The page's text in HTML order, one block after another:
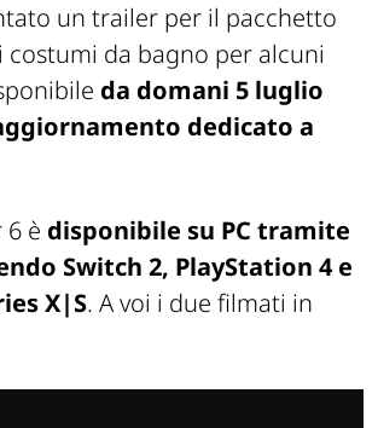
un trailer per il pacchetto
costumi da bagno per alcuni
da domani 5 luglio
dedicato a
6 è disponibile su PC tramite
Switch 2, PlayStation 4 e
X|S. A voi i due filmati in